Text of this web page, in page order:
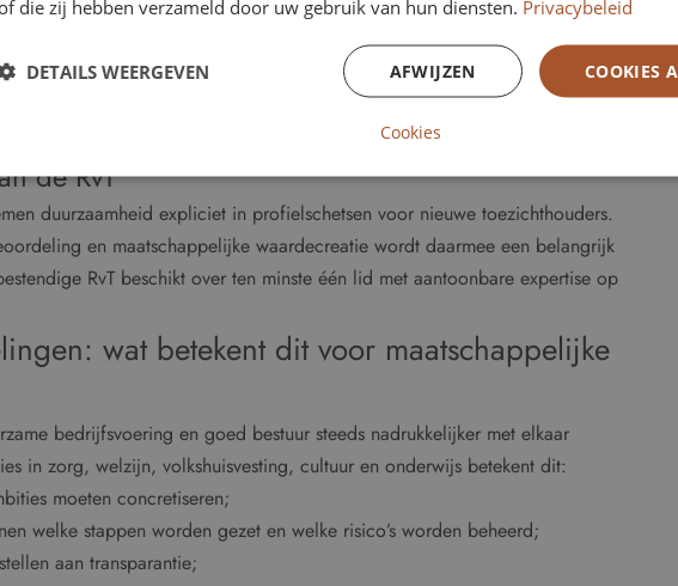
bestuur en toezicht;
veiligheid, diversiteit en arbeidsomstandigheden.
dat ESG niet uitsluitend een milieu- of klimaatdossier is, maar een
structuur.
de RvT
duurzaamheid expliciet in profielschetsen voor nieuwe toezichthouders.
en maatschappelijke waardecreatie wordt daarmee een belangrijk
RvT beschikt over ten minste één lid met aantoonbare expertise op
wat betekent dit voor maatschappelijke
bedrijfsvoering en goed bestuur steeds nadrukkelijker met elkaar
in zorg, welzijn, volkshuisvesting, cultuur en onderwijs betekent dit:
moeten concretiseren;
welke stappen worden gezet en welke risico’s worden beheerd;
aan transparantie;
of die zij hebben verzameld door uw gebruik van hun diensten. Privacybeleid
COOKIES
AFWIJZEN
DETAILS WEERGEVEN
Cookies